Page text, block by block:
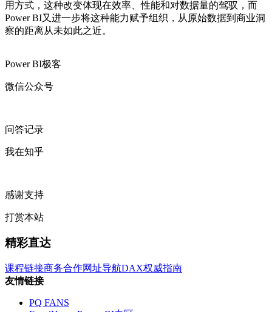
用方式，这种改变体现在效率、性能和对数据量的驾驭，而
Power BI又进一步将这种能力赋予组织，从原始数据到商业洞
察的距离从未如此之近。
Power BI极客
微信公众号
问答记录
我在知乎
感谢支持
打赏本站
精彩直达
课程链接商务合作网址导航DAX权威指南
友情链接
PQ FANS